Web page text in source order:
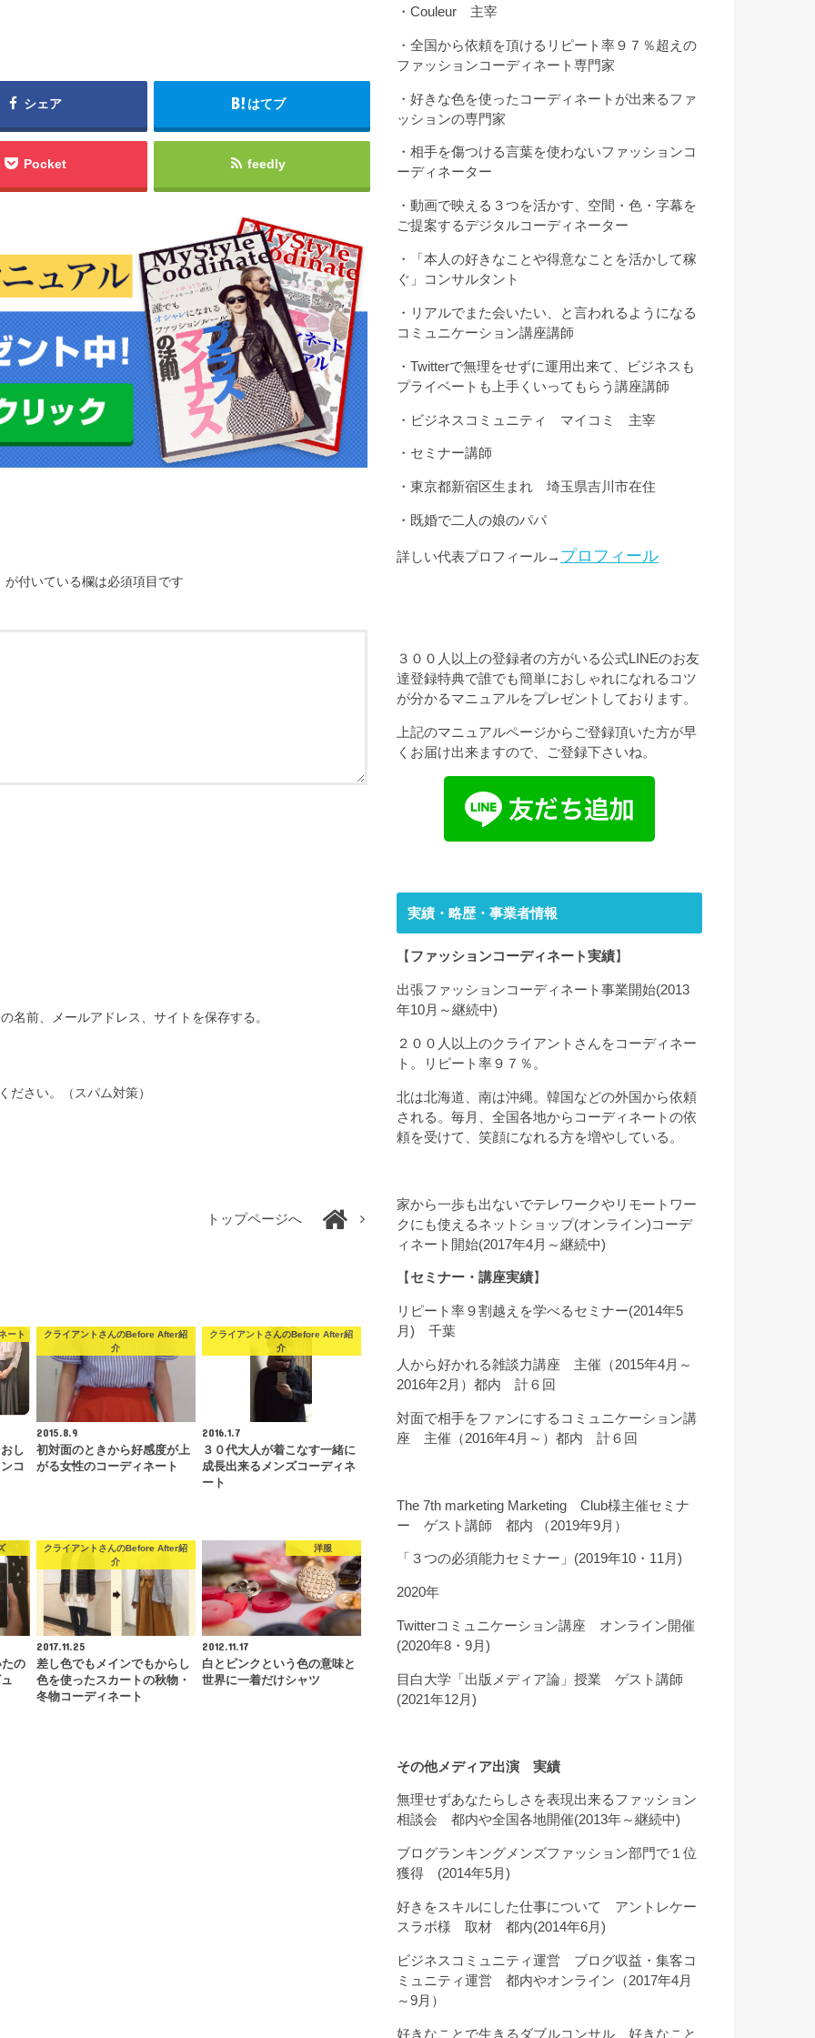
シェア はてブ
Pocket feedly
が付いている欄は必須項目です
名前、メールアドレス、サイトを保存する。
ださい。（スパム対策）
トップページへ
ート
し
コ
クライアントさんのBefore After紹
介
2015.8.9
初対面のときから好感度が上
がる女性のコーディネート
クライアントさんのBefore After紹
介
2016.1.7
３０代大人が着こなす一緒に
成長出来るメンズコーディネ
ート
の
クライアントさんのBefore After紹
介
2017.11.25
差し色でもメインでもからし
色を使ったスカートの秋物・
冬物コーディネート
洋服
2012.11.17
白とピンクという色の意味と
世界に一着だけシャツ
・Couleur 主宰
・全国から依頼を頂けるリピート率９７％超えの
ファッションコーディネート専門家
・好きな色を使ったコーディネートが出来るファ
ッションの専門家
・相手を傷つける言葉を使わないファッションコ
ーディネーター
・動画で映える３つを活かす、空間・色・字幕を
ご提案するデジタルコーディネーター
・「本人の好きなことや得意なことを活かして稼
ぐ」コンサルタント
・リアルでまた会いたい、と言われるようになる
コミュニケーション講座講師
・Twitterで無理をせずに運用出来て、ビジネスも
プライベートも上手くいってもらう講座講師
・ビジネスコミュニティ マイコミ 主宰
・セミナー講師
・東京都新宿区生まれ 埼玉県吉川市在住
・既婚で二人の娘のパパ
詳しい代表プロフィール→ プロフィール
３００人以上の登録者の方がいる公式LINEのお友
達登録特典で誰でも簡単におしゃれになれるコツ
が分かるマニュアルをプレゼントしております。
上記のマニュアルページからご登録頂いた方が早
くお届け出来ますので、ご登録下さいね。
実績・略歴・事業者情報
【 ファッションコーディネート実績】
出張ファッションコーディネート事業開始(2013
年10月～継続中)
２００人以上のクライアントさんをコーディネー
ト。リピート率９７％。
北は北海道、南は沖縄。韓国などの外国から依頼
される。毎月、全国各地からコーディネートの依
頼を受けて、笑顔になれる方を増やしている。
家から一歩も出ないでテレワークやリモートワー
クにも使えるネットショップ(オンライン)コーデ
ィネート開始(2017年4月～継続中)
【 セミナー・講座実績】
リピート率９割越えを学べるセミナー(2014年5
月) 千葉
人から好かれる雑談力講座 主催（2015年4月～
2016年2月）都内 計６回
対面で相手をファンにするコミュニケーション講
座 主催（2016年4月～）都内 計６回
The 7th marketing Marketing Club様主催セミナ
ー ゲスト講師 都内 （2019年9月）
「３つの必須能力セミナー」(2019年10・11月)
2020年
Twitterコミュニケーション講座 オンライン開催
(2020年8・9月)
目白大学「出版メディア論」授業 ゲスト講師
(2021年12月)
その他メディア出演 実績
無理せずあなたらしさを表現出来るファッション
相談会 都内や全国各地開催(2013年～継続中)
ブログランキングメンズファッション部門で１位
獲得 (2014年5月)
好きをスキルにした仕事について アントレケー
スラボ様 取材 都内(2014年6月)
ビジネスコミュニティ運営 ブログ収益・集客コ
ミュニティ運営 都内やオンライン（2017年4月
～9月）
好きなことで生きるダブルコンサル 好きなこと